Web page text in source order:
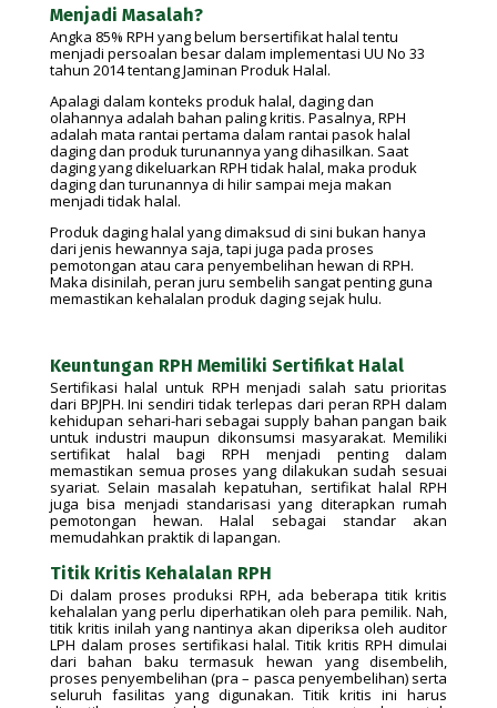
Menjadi Masalah?
Angka 85% RPH yang belum bersertifikat halal tentu
menjadi persoalan besar dalam implementasi UU No 33
tahun 2014 tentang Jaminan Produk Halal.
Apalagi dalam konteks produk halal, daging dan
olahannya adalah bahan paling kritis. Pasalnya, RPH
adalah mata rantai pertama dalam rantai pasok halal
daging dan produk turunannya yang dihasilkan. Saat
daging yang dikeluarkan RPH tidak halal, maka produk
daging dan turunannya di hilir sampai meja makan
menjadi tidak halal.
Produk daging halal yang dimaksud di sini bukan hanya
dari jenis hewannya saja, tapi juga pada proses
pemotongan atau cara penyembelihan hewan di RPH.
Maka disinilah, peran juru sembelih sangat penting guna
memastikan kehalalan produk daging sejak hulu.
Keuntungan RPH Memiliki Sertifikat Halal
Sertifikasi halal untuk RPH menjadi salah satu prioritas
dari BPJPH. Ini sendiri tidak terlepas dari peran RPH dalam
kehidupan sehari-hari sebagai supply bahan pangan baik
untuk industri maupun dikonsumsi masyarakat. Memiliki
sertifikat halal bagi RPH menjadi penting dalam
memastikan semua proses yang dilakukan sudah sesuai
syariat. Selain masalah kepatuhan, sertifikat halal RPH
juga bisa menjadi standarisasi yang diterapkan rumah
pemotongan hewan. Halal sebagai standar akan
memudahkan praktik di lapangan.
Titik Kritis Kehalalan RPH
Di dalam proses produksi RPH, ada beberapa titik kritis
kehalalan yang perlu diperhatikan oleh para pemilik. Nah,
titik kritis inilah yang nantinya akan diperiksa oleh auditor
LPH dalam proses sertifikasi halal. Titik kritis RPH dimulai
dari bahan baku termasuk hewan yang disembelih,
proses penyembelihan (pra – pasca penyembelihan) serta
seluruh fasilitas yang digunakan. Titik kritis ini harus